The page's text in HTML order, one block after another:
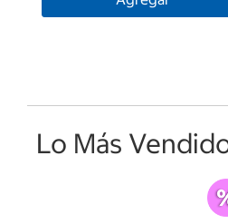
Lo Más